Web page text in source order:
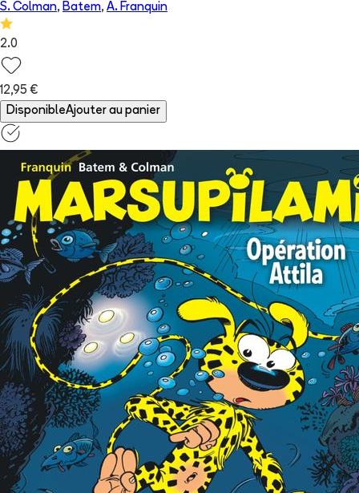
S. Colman, Batem, A. Franquin
2.0
12,95 €
DisponibleAjouter au panier